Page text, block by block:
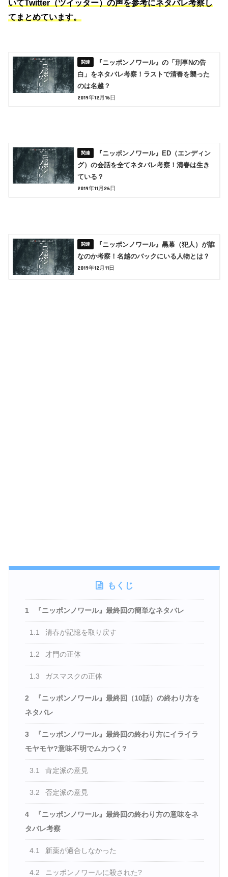
いてTwitter（ツイッター）の声を参考にネタバレ考察し
てまとめています。
『ニッポンノワール』の「刑事Nの告
白」をネタバレ考察！ラストで清春を襲った
のは名越？
2019年12月16日
『ニッポンノワール』ED（エンディン
グ）の会話を全てネタバレ考察！清春は生き
ている？
2019年11月26日
『ニッポンノワール』黒幕（犯人）が誰
なのか考察！名越のバックにいる人物とは？
2019年12月11日
もくじ
1 『ニッポンノワール』最終回の簡単なネタバレ
1.1 清春が記憶を取り戻す
1.2 才門の正体
1.3 ガスマスクの正体
2
『ニッポンノワール』最終回（10話）の終わり方を
ネタバレ
3
『ニッポンノワール』最終回の終わり方にイライラ
モヤモヤ?意味不明でムカつく?
3.1 肯定派の意見
3.2 否定派の意見
4
『ニッポンノワール』最終回の終わり方の意味をネ
タバレ考察
4.1 新薬が適合しなかった
4.2 ニッポンノワールに殺された?